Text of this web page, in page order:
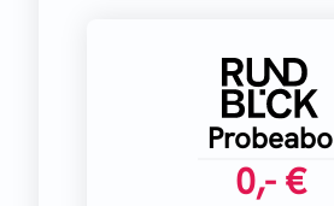
Probeabo
0,- €